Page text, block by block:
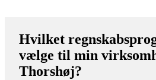
Hvilket
vælge til min
Thorshøj?